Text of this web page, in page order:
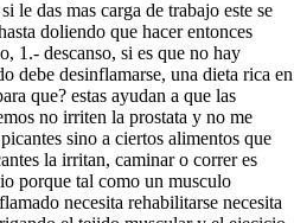
le das mas carga de trabajo este se
doliendo que hacer entonces
1.- descanso, si es que no hay
debe desinflamarse, una dieta rica en
que? estas ayudan a que las
no irriten la prostata y no me
sino a ciertos alimentos que
la irritan, caminar o correr es
porque tal como un musculo
necesita rehabilitarse necesita